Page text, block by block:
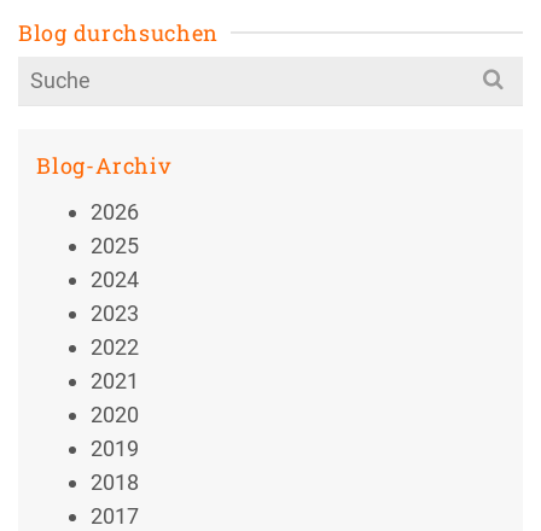
Blog durchsuchen
Search
for:
Blog-Archiv
2026
2025
2024
2023
2022
2021
2020
2019
2018
2017